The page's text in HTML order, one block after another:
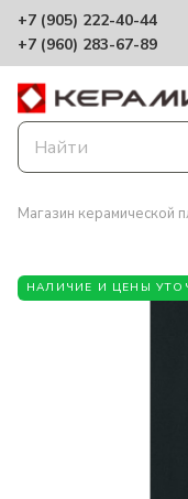
+7 (905) 222-40-44
+7 (960) 283-67-89
Магазин керамической
НАЛИЧИЕ И ЦЕНЫ